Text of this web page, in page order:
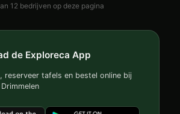
12 bedrijven op deze pagina
de Exploreca App
reserveer tafels en bestel online bij